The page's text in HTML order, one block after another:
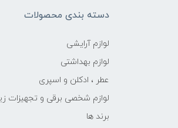
دسته بندی محصولات
لوازم آرایشی
لوازم بهداشتی
عطر ، ادکلن و اسپری
لوازم شخصی برقی و تجهیزات
برند ها